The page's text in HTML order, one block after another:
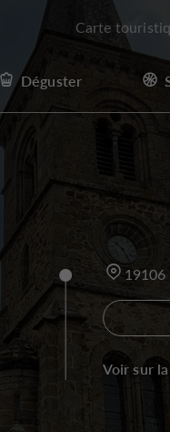
Carte
Déguster
19106
Voir sur